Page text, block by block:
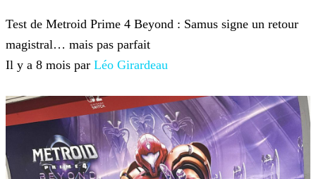
Test de Metroid Prime 4 Beyond : Samus signe un retour
magistral… mais pas parfait
Il y a 8 mois par Léo Girardeau